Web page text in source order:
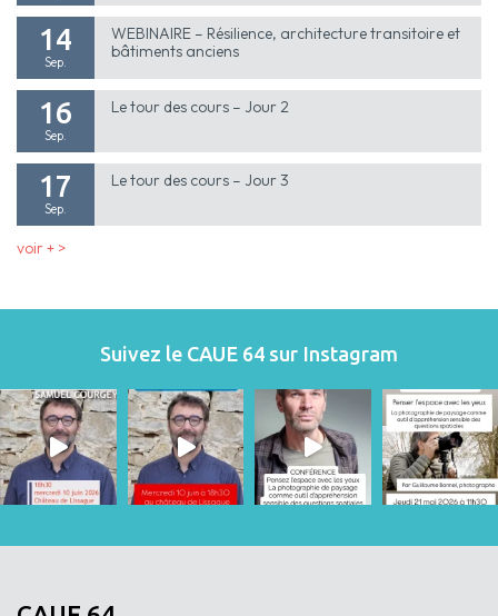
14
Sep.
WEBINAIRE – Résilience, architecture transitoire et
bâtiments anciens
16
Sep.
Le tour des cours – Jour 2
17
Sep.
Le tour des cours – Jour 3
voir + >
Suivez le CAUE 64 sur Instagram